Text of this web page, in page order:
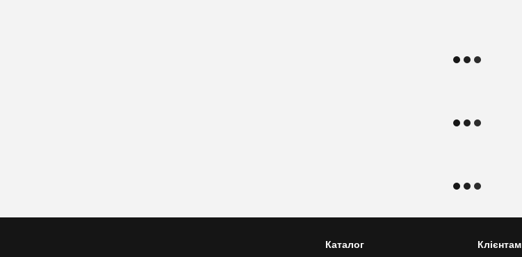
Каталог Клієнтам